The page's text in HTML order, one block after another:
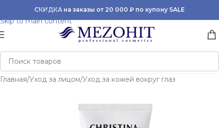
Skip to navigation
Skip to main content
СКИДКА на заказы от 20 000 ₽ по купону SALE
Главная/Уход за лицом/Уход за кожей вокруг глаз